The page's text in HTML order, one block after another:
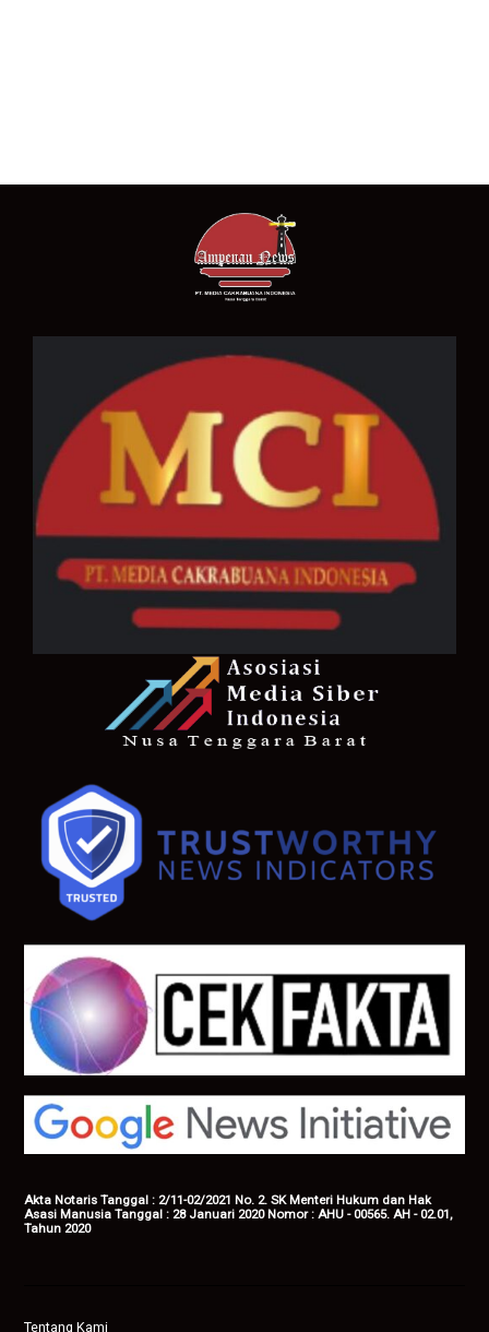
Akta Notaris Tanggal : 2/11-02/2021 No. 2. SK Menteri Hukum dan Hak
Asasi Manusia Tanggal : 28 Januari 2020 Nomor : AHU - 00565. AH - 02.01,
Tahun 2020
Tentang Kami